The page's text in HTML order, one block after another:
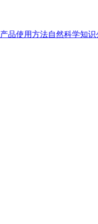
产品使用方法自然科学知识